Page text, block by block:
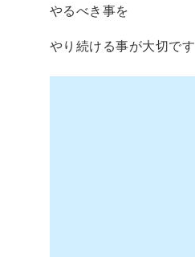
やるべき事を
やり続ける事が大切です